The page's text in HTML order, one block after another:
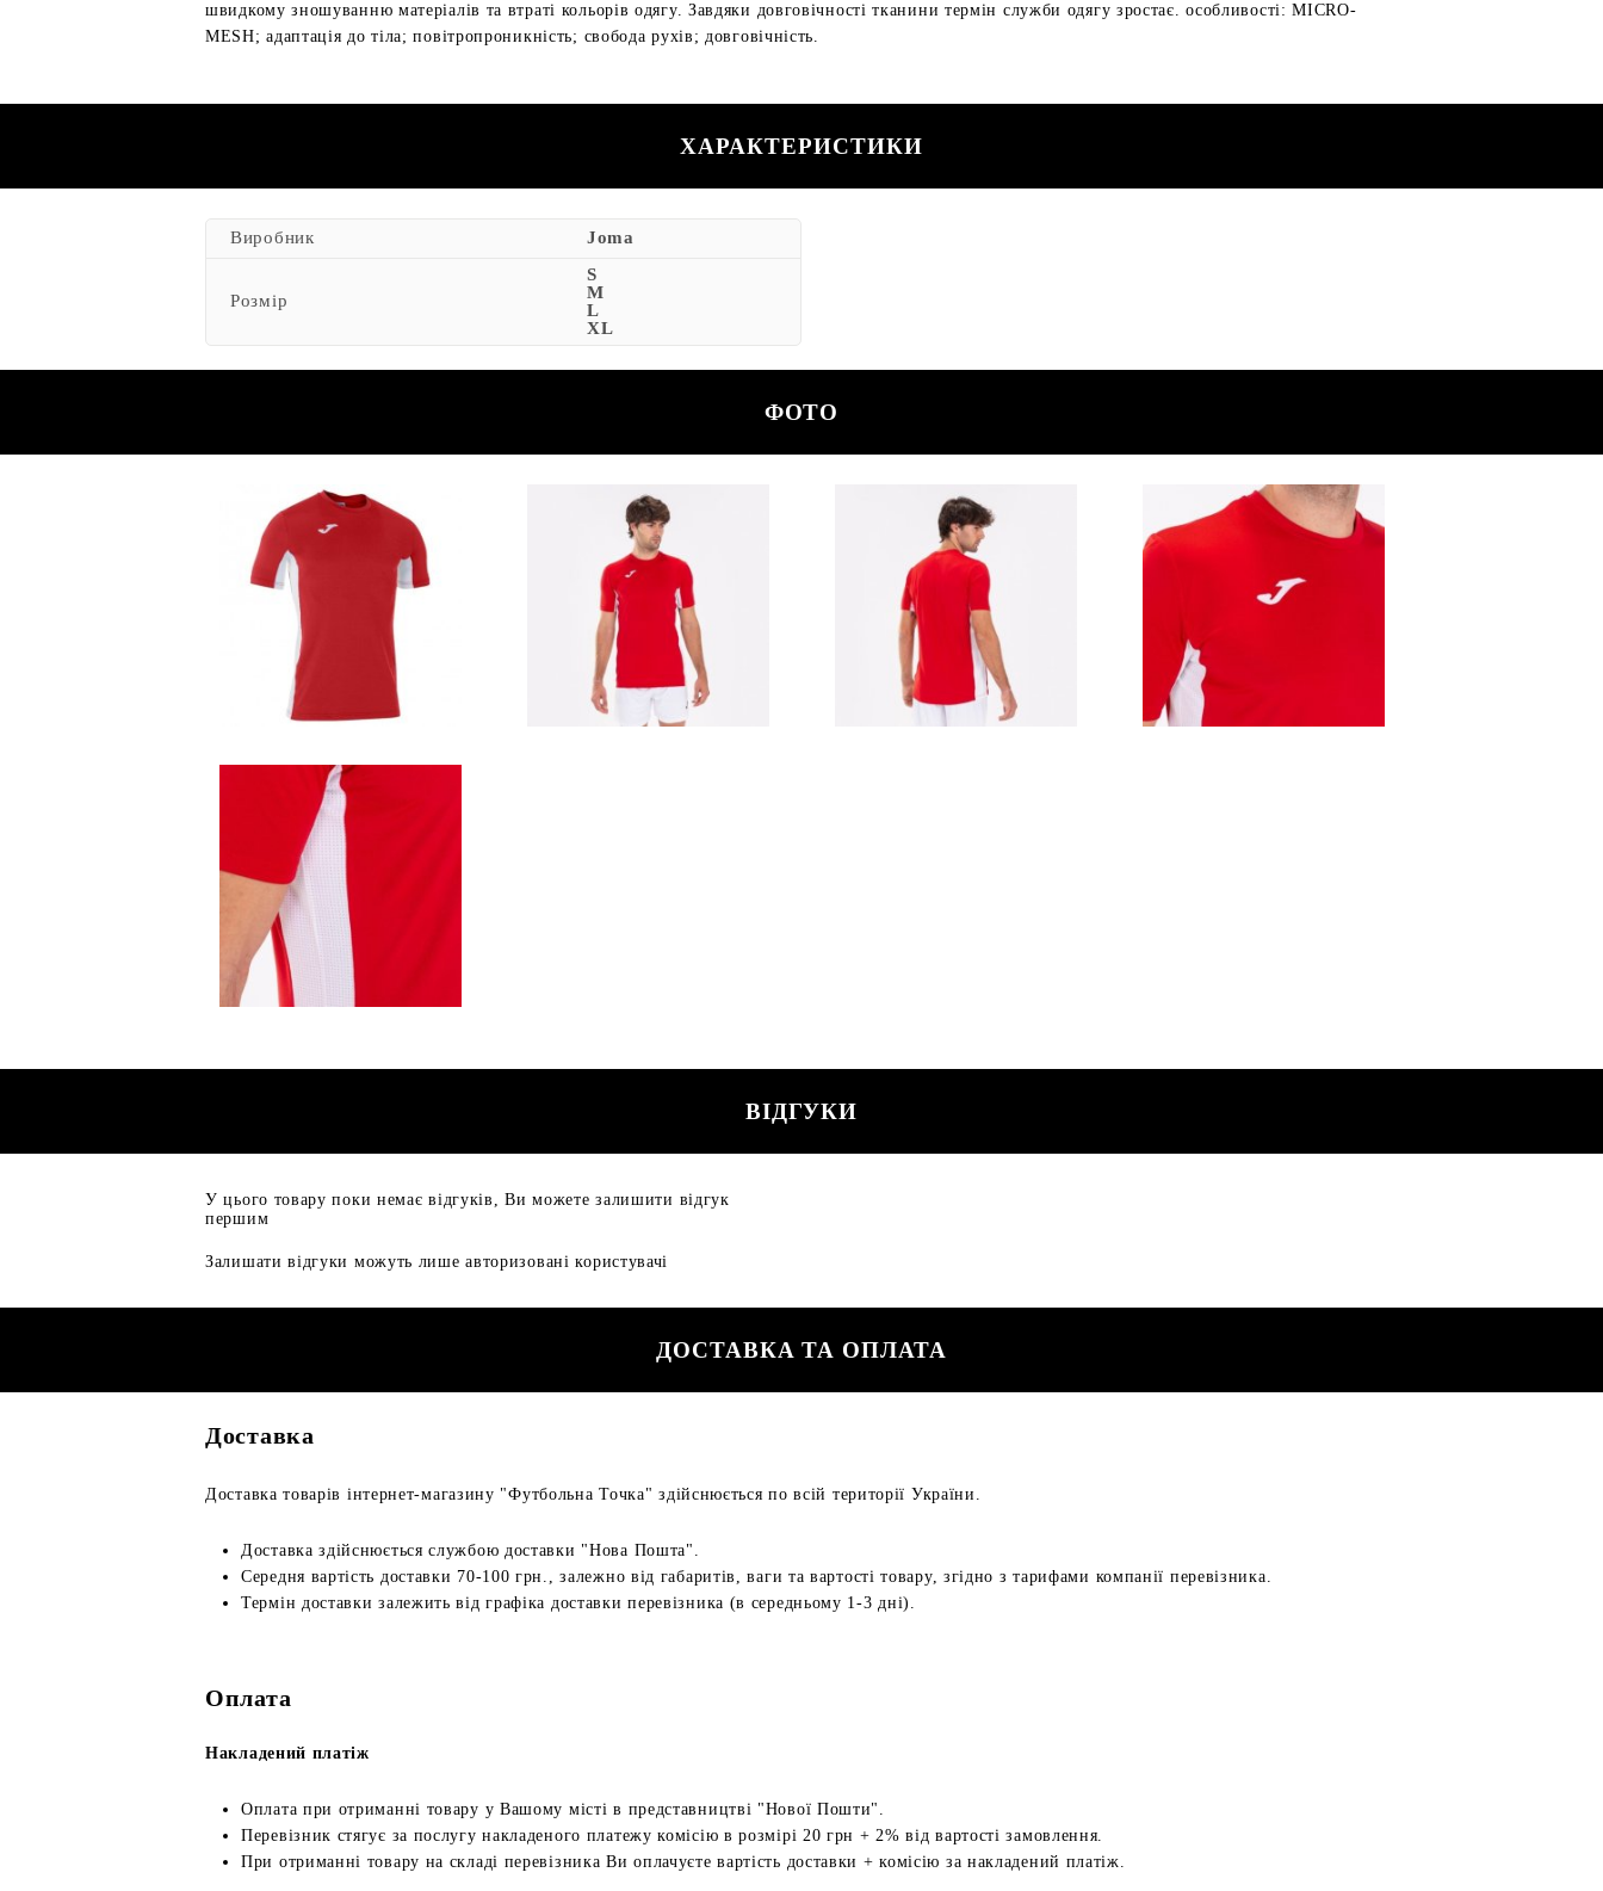
швидкому зношуванню матеріалів та втраті кольорів одягу. Завдяки довговічності тканини термін служби одягу зростає. особливості: MICRO-
MESH; адаптація до тіла; повітропроникність; свобода рухів; довговічність.
ХАРАКТЕРИСТИКИ
Виробник Joma
Розмір
S
M
L
XL
ФОТО
ВІДГУКИ
У цього товару поки немає відгуків, Ви можете залишити відгук
першим
Залишати відгуки можуть лише авторизовані користувачі
ДОСТАВКА ТА ОПЛАТА
Доставка
Доставка товарів інтернет-магазину "Футбольна Точка" здійснюється по всій території України.
Доставка здійснюється службою доставки "Нова Пошта".
Середня вартість доставки 70-100 грн., залежно від габаритів, ваги та вартості товару, згідно з тарифами компанії перевізника.
Термін доставки залежить від графіка доставки перевізника (в середньому 1-3 дні).
Оплата
Накладений платіж
Оплата при отриманні товару у Вашому місті в представництві "Нової Пошти".
Перевізник стягує за послугу накладеного платежу комісію в розмірі 20 грн + 2% від вартості замовлення.
При отриманні товару на складі перевізника Ви оплачуєте вартість доставки + комісію за накладений платіж.